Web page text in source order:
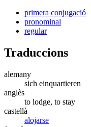
primera conjugació
pronominal
regular
Traduccions
alemany
sich einquartieren
anglès
to lodge, to stay
castellà
alojarse